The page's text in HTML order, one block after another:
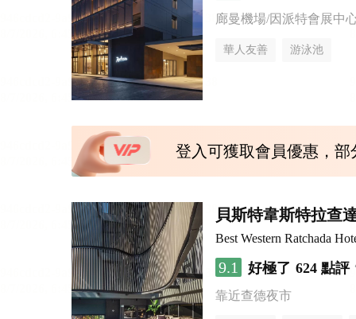
廊曼機場/因派特會展中
華人友善 游泳池
登入可獲取會員優惠，
貝斯特韋斯特拉查
Best Western Ratchada
9.1 好極了 624 點評
靠近查德夜市